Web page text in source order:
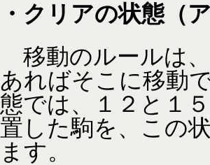
・クリアの状態（
移動のルールは
あればそこに移動
態では、１２と１
置した駒を、この
ます。